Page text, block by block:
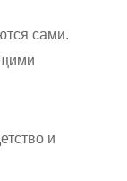
сами.
и